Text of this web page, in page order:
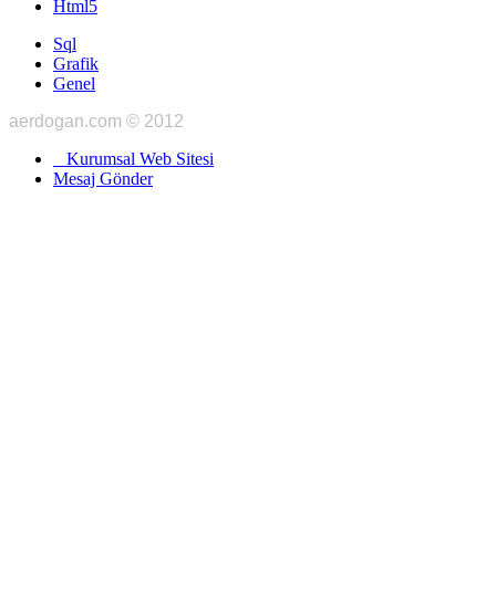
Html5
Sql
Grafik
Genel
aerdogan.com © 2012
Kurumsal Web Sitesi
Mesaj Gönder